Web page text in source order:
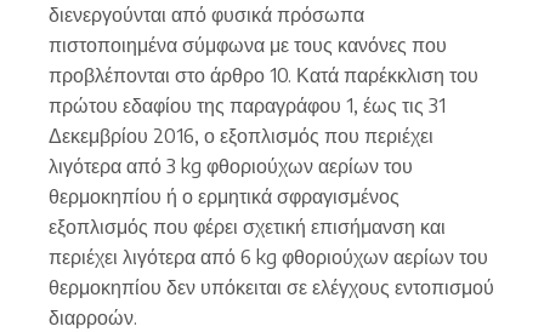
διενεργούνται από φυσικά πρόσωπα
πιστοποιημένα σύμφωνα με τους κανόνες που
προβλέπονται στο άρθρο 10. Κατά παρέκκλιση του
πρώτου εδαφίου της παραγράφου 1, έως τις 31
Δεκεμβρίου 2016, ο εξοπλισμός που περιέχει
λιγότερα από 3 kg φθοριούχων αερίων του
θερμοκηπίου ή ο ερμητικά σφραγισμένος
εξοπλισμός που φέρει σχετική επισήμανση και
περιέχει λιγότερα από 6 kg φθοριούχων αερίων του
θερμοκηπίου δεν υπόκειται σε ελέγχους εντοπισμού
διαρροών.